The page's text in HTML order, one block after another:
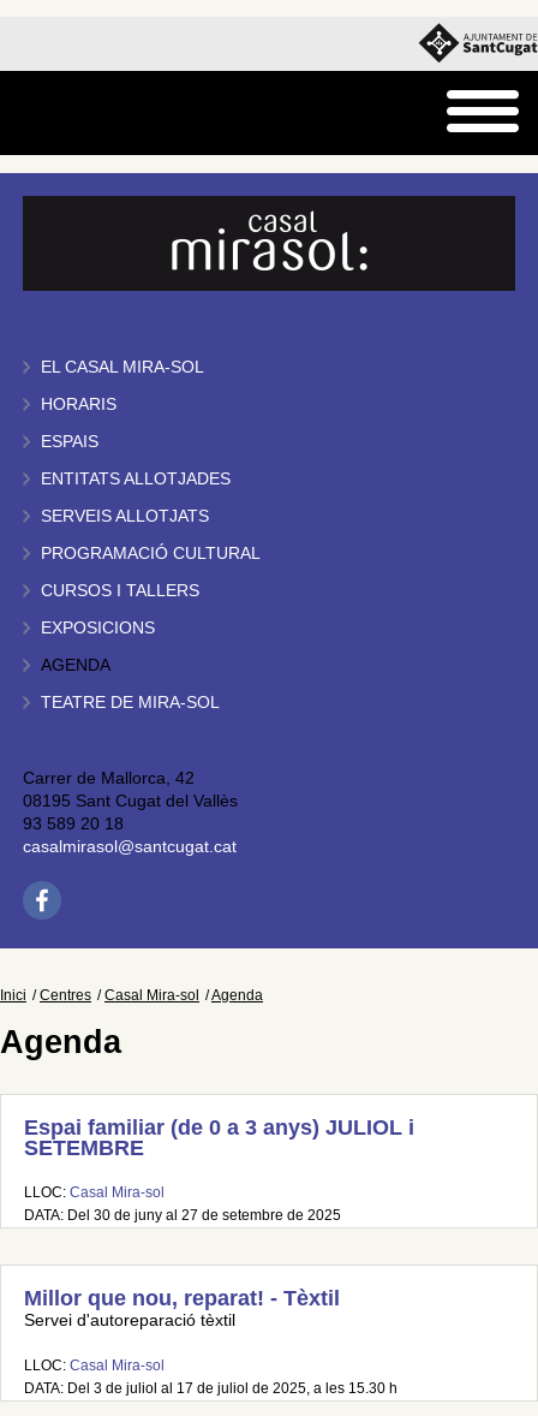
EL CASAL MIRA-SOL
HORARIS
ESPAIS
ENTITATS ALLOTJADES
SERVEIS ALLOTJATS
PROGRAMACIÓ CULTURAL
CURSOS I TALLERS
EXPOSICIONS
AGENDA
TEATRE DE MIRA-SOL
Carrer de Mallorca, 42
08195 Sant Cugat del Vallès
93 589 20 18
casalmirasol@santcugat.cat
Inici Centres Casal Mira-sol Agenda
Agenda
Espai familiar (de 0 a 3 anys) JULIOL i
SETEMBRE
LLOC: Casal Mira-sol
DATA: Del 30 de juny al 27 de setembre de 2025
Millor que nou, reparat! - Tèxtil
Servei d'autoreparació tèxtil
LLOC: Casal Mira-sol
DATA: Del 3 de juliol al 17 de juliol de 2025, a les 15.30 h